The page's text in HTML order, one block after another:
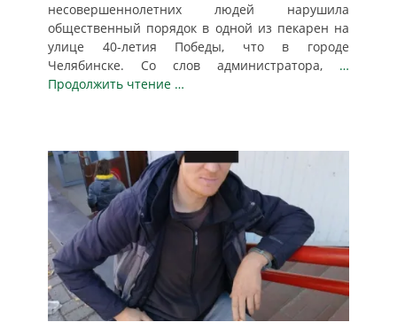
несовершеннолетних людей нарушила
общественный порядок в одной из пекарен на
улице 40-летия Победы, что в городе
Челябинске. Со слов администратора, …
Продолжить чтение …